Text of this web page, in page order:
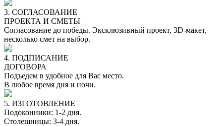
3. СОГЛАСОВАНИЕ
ПРОЕКТА И СМЕТЫ
Согласование до победы. Эксклюзивный проект, 3D-макет,
несколько смет на выбор.
4. ПОДПИСАНИЕ
ДОГОВОРА
Подъедем в удобное для Вас место.
В любое время дня и ночи.
5. ИЗГОТОВЛЕНИЕ
Подоконники: 1-2 дня.
Столешницы: 3-4 дня.